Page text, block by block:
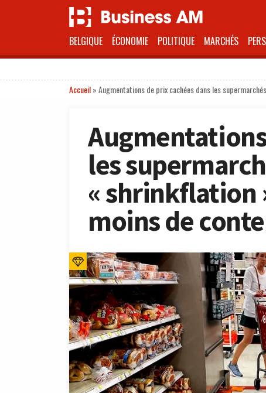
BELGIQUE ÉCONOMIE POLITIQUE MARCHÉS
Accueil»Augmentations de prix cachées dans les
les
« shrinkflation
moins de